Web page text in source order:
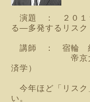
演題 ： ２０１９
る―多発するリスク
講師 ： 宿輪
帝京大学経
済学）
今年ほど「リスク
い。